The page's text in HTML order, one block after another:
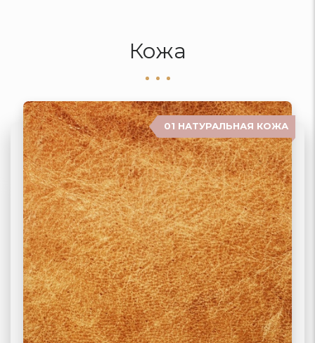
Кожа
04 ЗАМША 01 НАТУРАЛЬНАЯ КОЖА
02 ЭКОКОЖА
03 ИСКУССТВЕННАЯ КОЖА